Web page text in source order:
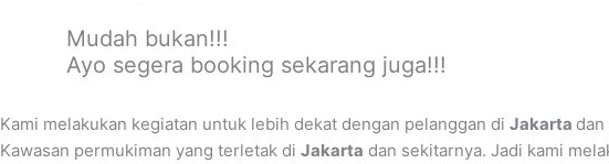
Mudah bukan!!!
Ayo segera booking sekarang juga!!!
Kami melakukan kegiatan untuk lebih dekat dengan pelanggan diJakarta
Kawasan permukiman yang terletak diJakarta dan sekitarnya. Jadi kami